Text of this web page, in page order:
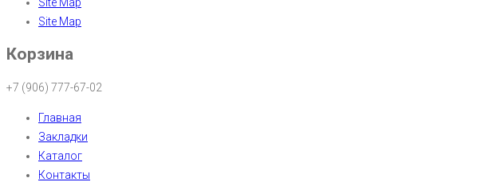
Site Map
Корзина
+7 (906) 777-67-02
Главная
Закладки
Каталог
Контакты